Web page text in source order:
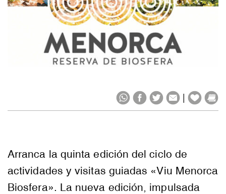
|
Arranca la quinta edición del ciclo de
actividades y visitas guiadas «Viu Menorca
Biosfera». La nueva edición, impulsada